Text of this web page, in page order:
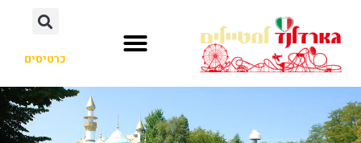
כרטיסים